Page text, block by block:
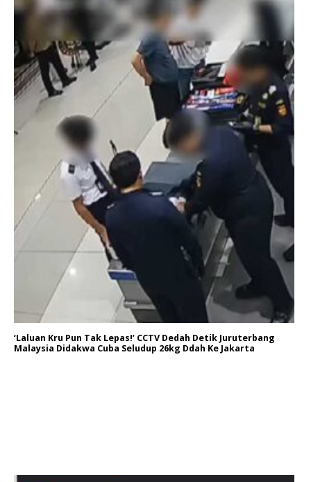
‘Laluan Kru Pun Tak Lepas!’ CCTV Dedah Detik Juruterbang
Malaysia Didakwa Cuba Seludup 26kg Ddah Ke Jakarta